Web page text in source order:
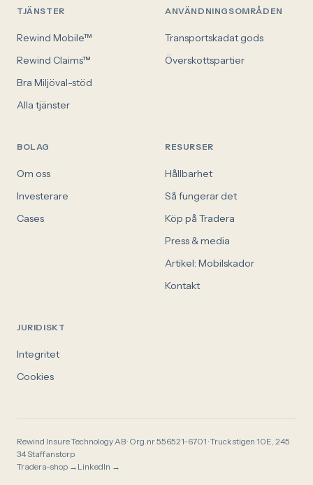
TJÄNSTER
Rewind Mobile™
Rewind Claims™
Bra Miljöval-stöd
Alla tjänster
ANVÄNDNINGSOMRÅDEN
Transportskadat gods
Överskottspartier
BOLAG
Om oss
Investerare
Cases
RESURSER
Hållbarhet
Så fungerar det
Köp på Tradera
Press & media
Artikel: Mobilskador
Kontakt
JURIDISKT
Integritet
Cookies
Rewind Insure Technology AB · Org.nr 556521-6701 · Truckstigen 10E, 245
34 Staffanstorp
Tradera-shop → LinkedIn →